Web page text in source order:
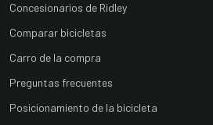
Concesionarios de Ridley
Comparar bicicletas
Carro de la compra
Preguntas frecuentes
Posicionamiento de la bicicleta